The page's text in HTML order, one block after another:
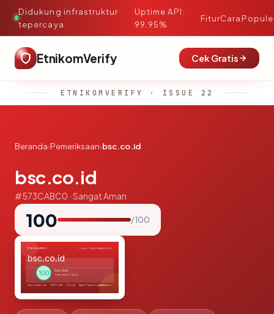
Didukung infrastruktur
tepercaya
·
Uptime API:
99.95%
FiturCara
EtnikomVerify Cek Gratis
ETNIKOMVERIFY · ISSUE 22
Beranda›Pemeriksaan›bsc.co.id
bsc.co.id
#573CABC0 · Sangat Aman
100 / 100